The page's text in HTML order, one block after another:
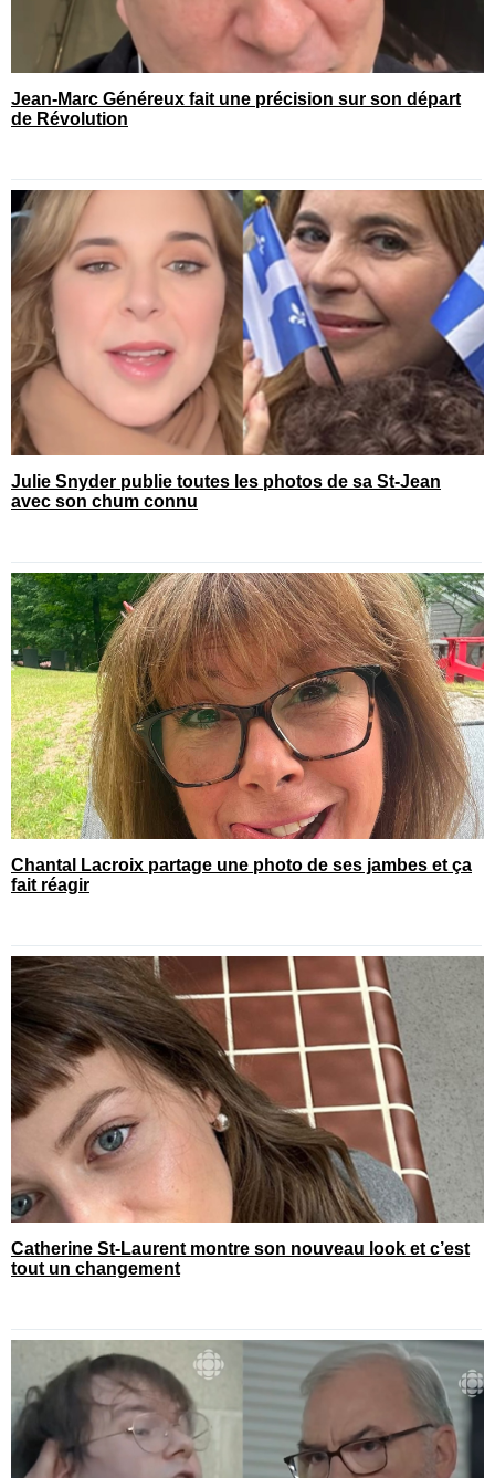
Jean-Marc Généreux fait une précision sur son départ
de Révolution
Julie Snyder publie toutes les photos de sa St-Jean
avec son chum connu
Chantal Lacroix partage une photo de ses jambes et ça
fait réagir
Catherine St-Laurent montre son nouveau look et c’est
tout un changement